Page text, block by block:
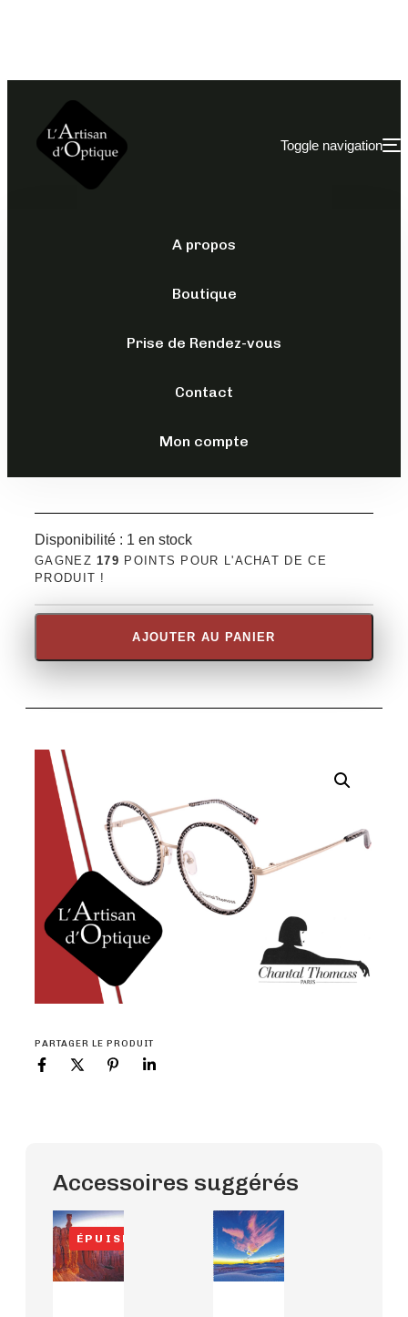
Toggle navigation
A propos
Boutique
Prise de Rendez-vous
Contact
Mon compte
PARTAGER LE PRODUIT
OPTIQUES
CT 14191
179,00
Disponibilité : 1 en stock
GAGNEZ179 POINTS POUR L'ACHAT DE CE
PRODUIT !
AJOUTER AU PANIER
Accessoires suggérés
ÉPUISÉ